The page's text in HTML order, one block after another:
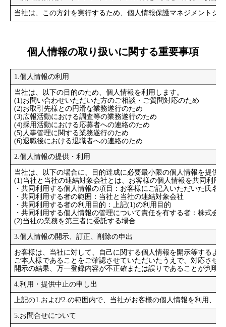
当社は、この方針を実行するため、個人情報保護マネジメントシ
個人情報の取り扱いに関する重要事項
1.個人情報の利用
当社は、以下の目的のため、個人情報を利用します。
(1)お問い合わせいただいた方のご相談・ご質問対応のため
(2)お取引先様との円滑な業務遂行のため
(3)広報活動における調査等の業務遂行のため
(4)採用活動における応募者への連絡のため
(5)人事管理に関する業務遂行のため
(6)退職後における退職者への連絡のため
2.個人情報の提供・利用
当社は、以下の場合に、目的達成に必要最小限の個人情報を提供
(1)当社と当社の連結対象会社とは、お客様の個人情報を共同利用
・共同利用する個人情報の項目：お客様にご記入いただいた氏
・共同利用する者の範囲：当社と当社の連結対象会社
・共同利用する者の利用目的：上記(1)の利用目的
・共同利用する個人情報の管理について責任を有する者：株式会
(2)当社の業務を第三者に委託する場合
3.個人情報の開示、訂正、削除の申出
お客様は、当社に対して、自己に関する個人情報を開示等するよ
ご本人様であることをご確認させていただいたうえで、対応させ
開示の結果、万一登録内容が不正確または誤りであることが判明
4.利用・提供中止の申し出
上記の1.および2.の範囲内で、当社がお客様の個人情報を利用、
5.お問合せについて